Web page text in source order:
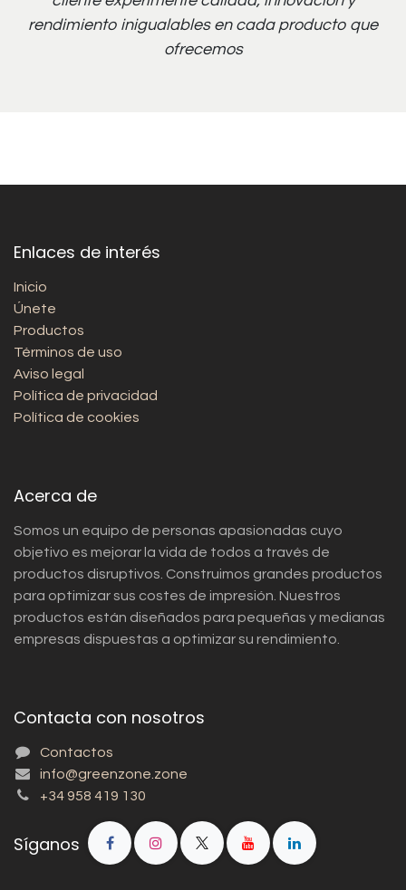
rendimiento inigualables en cada producto que
ofrecemos
Enlaces de interés
Inicio
Únete
Productos
Términos de uso
Aviso legal
Política de privacidad
Política de cookies
Acerca de
Somos un equipo de personas apasionadas cuyo
objetivo es mejorar la vida de todos a través de
productos disruptivos. Construimos grandes productos
para optimizar sus costes de impresión. Nuestros
productos están diseñados para pequeñas y medianas
empresas dispuestas a optimizar su rendimiento.
Contacta con nosotros
Contactos
info@greenzone.zone
+34 958 419 130
Síganos